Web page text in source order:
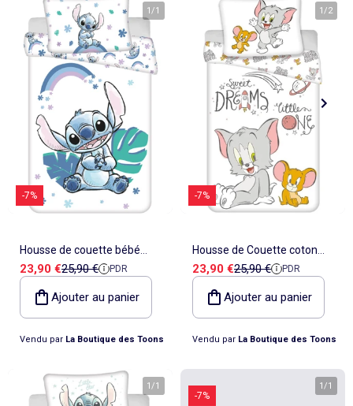
-7%
1 /1
Housse de couette bébé
100% coton Stitch arc-en-ciel
Lilo & Stitch 100 cm x 135 cm
Prix de vente
23,90 €Prix de référence
25,90 € PDR
Ajouter au panier
Vendu par La Boutique des Toons
-7%
1 /2
Housse de Couette coton
Tom & Jerry 100x135 cm +
taie d'oreille - Idéal lit évolutif
Prix de vente
23,90 €Prix de référence
25,90 € PDR
Ajouter au panier
Vendu par La Boutique des Toons
1/1
-7%
1/1